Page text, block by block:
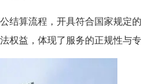
结算流程，开具符合国家规定
权益，体现了服务的正规性与